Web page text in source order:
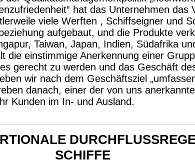
hat das Unternehmen das
viele Werften , Schiffseigner und
aufgebaut, und die Produkte
Taiwan, Japan, Indien, Südafrika
die einstimmige Anerkennung einer
gerecht zu werden und das Geschäft
wir nach dem Geschäftsziel
danach, einer der von uns
Kunden im In- und Ausland.
SCHIFFE